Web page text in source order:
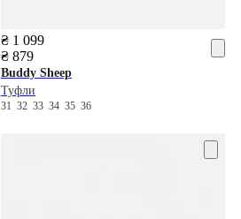
₴ 1 099
₴ 879
Buddy Sheep
Туфли
31 32 33 34 35 36